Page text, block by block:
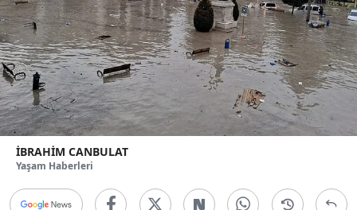
İBRAHİM CANBULAT
Yaşam Haberleri